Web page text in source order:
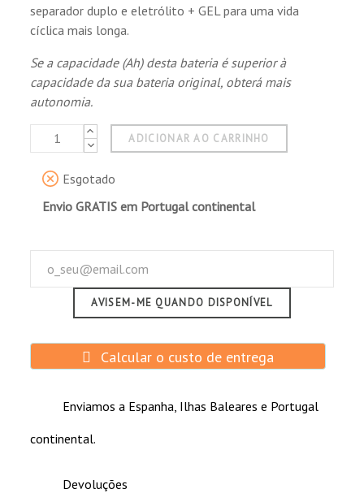
separador duplo e eletrólito + GEL para uma vida
cíclica mais longa.
Se a capacidade (Ah) desta bateria é superior à
capacidade da sua bateria original, obterá mais
autonomia.
ADICIONAR AO CARRINHO
Esgotado
Envio GRATIS em Portugal continental
AVISEM-ME QUANDO DISPONÍVEL
Calcular o custo de entrega
Enviamos a Espanha, Ilhas Baleares e Portugal
continental.
Devoluções